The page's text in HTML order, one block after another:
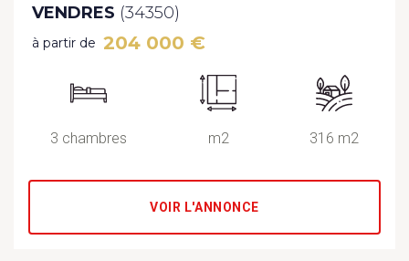
VENDRES (34350)
à partir de 204 000 €
3 chambres m2 316 m2
VOIR L'ANNONCE